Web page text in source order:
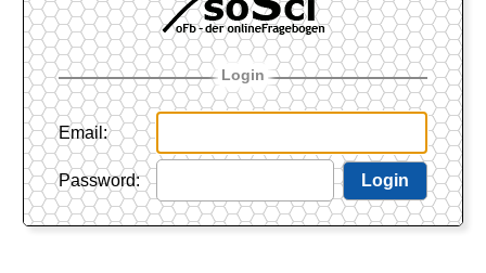
Login
Email :
Password: Login